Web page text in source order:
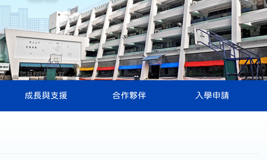
成長與支援 合作夥伴 入學申請